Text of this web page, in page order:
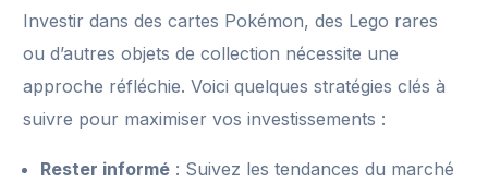
Investir dans des cartes Pokémon, des Lego rares
ou d’autres objets de collection nécessite une
approche réfléchie. Voici quelques stratégies clés à
suivre pour maximiser vos investissements :
Rester informé : Suivez les tendances du marché